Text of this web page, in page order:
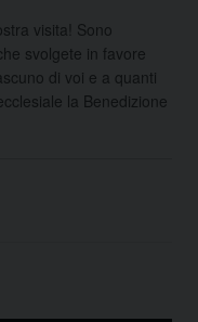
visita! Sono
svolgete in favore
di voi e a quanti
la Benedizione